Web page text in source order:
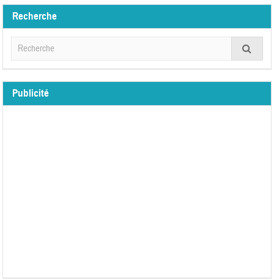
Recherche
Publicité